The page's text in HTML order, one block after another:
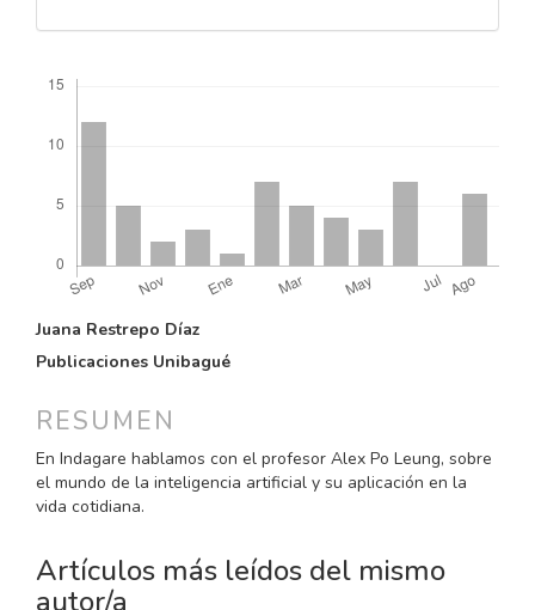
CONTENIDO
PRINCIPAL
ARTÍCULO
Juana Restrepo Díaz
Publicaciones Unibagué
RESUMEN
En Indagare hablamos con el profesor Alex Po Leung, sobre
el mundo de la inteligencia artificial y su aplicación en la
vida cotidiana.
Artículos más leídos del mismo
autor/a